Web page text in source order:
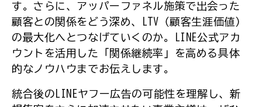
す。さらに、アッパーファネル施策で出会った
顧客との関係をどう深め、LTV（顧客生涯価値）
の最大化へとつなげていくのか。LINE公式アカ
ウントを活用した「関係継続率」を高める具体
的なノウハウまでお伝えします。
統合後のLINEヤフー広告の可能性を理解し、新